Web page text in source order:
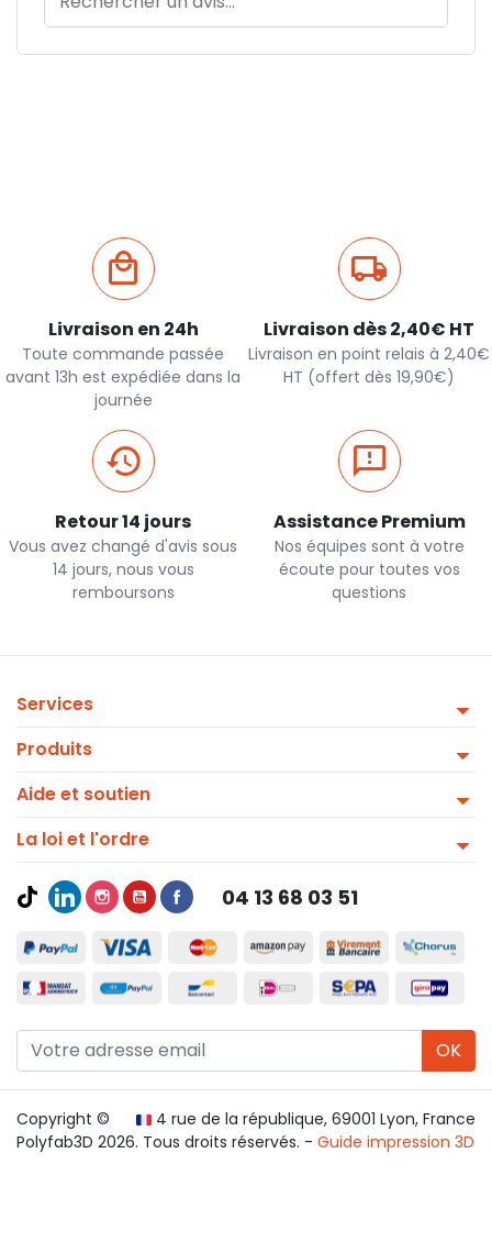
Livraison en 24h
Toute commande passée
avant 13h est expédiée dans la
journée
Livraison dès 2,40€ HT
Livraison en point relais à 2,40€
HT (offert dès 19,90€)
Retour 14 jours
Vous avez changé d'avis sous
14 jours, nous vous
remboursons
Assistance Premium
Nos équipes sont à votre
écoute pour toutes vos
questions
Services
Produits
Aide et soutien
La loi et l'ordre
04 13 68 03 51
OK
4 rue de la république, 69001 Lyon, France
Copyright ©
Polyfab3D 2026. Tous droits réservés. - Guide impression 3D